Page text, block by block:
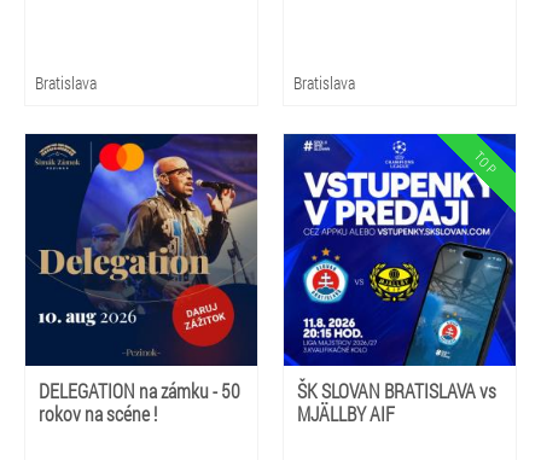
Bratislava Bratislava
DELEGATION na zámku - 50
rokov na scéne !
ŠK SLOVAN BRATISLAVA vs
MJÄLLBY AIF